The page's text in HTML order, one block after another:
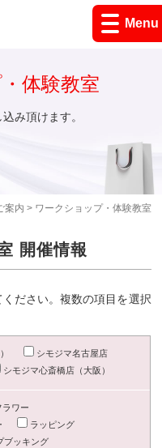
Menu
案内 > ワークショップ・体験教室
体験教室
み頂けます。
開催情報
ださい。複数の項目を選択
シモジマ名古屋店
シモジマ心斎橋店（大阪）
ラワー
ラッピング
ブッキング